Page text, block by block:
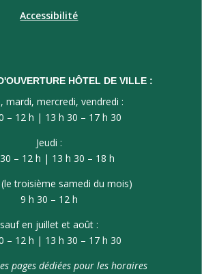
Accessibilité
HÔTEL DE VILLE :
mardi, mercredi, vendredi :
– 12 h | 13 h 30 – 17 h 30
Jeudi :
– 12 h | 13 h 30 – 18 h
troisième samedi du mois)
9 h 30 – 12 h
sauf en juillet et août :
– 12 h | 13 h 30 – 17 h 30
pages dédiées pour les horaires